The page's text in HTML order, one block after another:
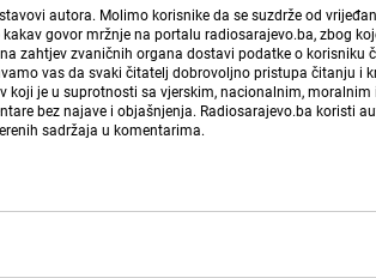
autora. Molimo korisnike da se suzdrže od
govor mržnje na portalu radiosarajevo.ba, zbog
zahtjev zvaničnih organa dostavi podatke o korisniku
vas da svaki čitatelj dobrovoljno pristupa čitanju i
je u suprotnosti sa vjerskim, nacionalnim,
bez najave i objašnjenja. Radiosarajevo.ba koristi
sadržaja u komentarima.